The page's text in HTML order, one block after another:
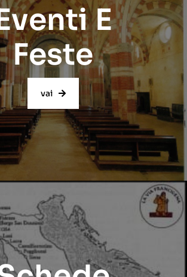
E
Feste
vai